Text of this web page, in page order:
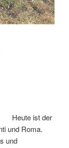
Heute ist der
und Roma.
und